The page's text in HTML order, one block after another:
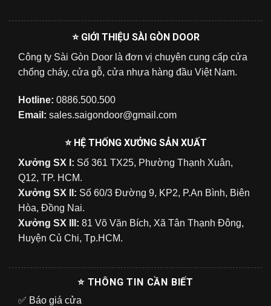
⭐ GIỚI THIỆU SÀI GÒN DOOR
Công ty Sài Gòn Door là đơn vị chuyên cung cấp cửa
chống cháy, cửa gỗ, cửa nhựa hàng đầu Việt Nam.
Hotline: 0886.500.500
Email: sales.saigondoor@gmail.com
⭐ HỆ THỐNG XƯỞNG SẢN XUẤT
Xưởng SX I: Số 361 TX25, Phường Thạnh Xuân,
Q12, TP. HCM.
Xưởng SX II: Số 60/3 Đường 9, KP2, P.An Bình, Biên
Hòa, Đồng Nai.
Xưởng SX III: 81 Võ Văn Bích, Xã Tân Thạnh Đông,
Huyện Củ Chi, Tp.HCM.
⭐ THÔNG TIN CẦN BIẾT
✅ Báo giá cửa